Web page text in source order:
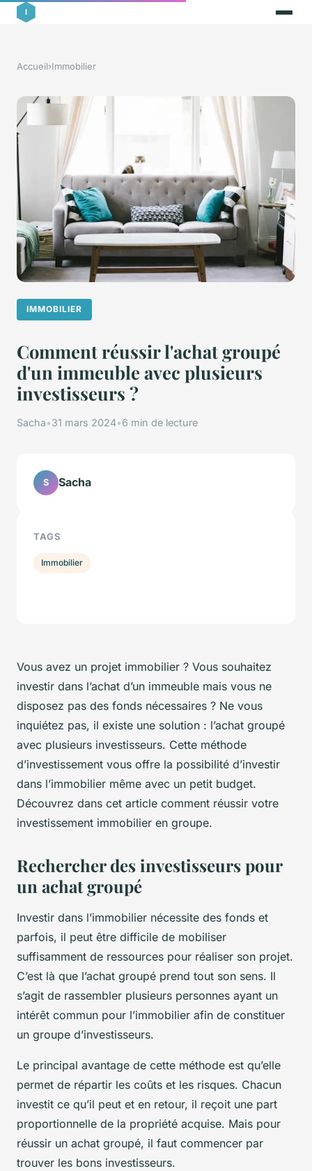
Accueil›Immobilier
IMMOBILIER
Comment réussir l'achat groupé
d'un immeuble avec plusieurs
investisseurs ?
Sacha•31 mars 2024•6 min de lecture
Vous avez un projet immobilier ? Vous souhaitez
investir dans l’achat d’un immeuble mais vous ne
disposez pas des fonds nécessaires ? Ne vous
inquiétez pas, il existe une solution : l’achat groupé
avec plusieurs investisseurs. Cette méthode
d’investissement vous offre la possibilité d’investir
dans l’immobilier même avec un petit budget.
Découvrez dans cet article comment réussir votre
investissement immobilier en groupe.
Rechercher des investisseurs pour
un achat groupé
Investir dans l’immobilier nécessite des fonds et
parfois, il peut être difficile de mobiliser
suffisamment de ressources pour réaliser son projet.
C’est là que l’achat groupé prend tout son sens. Il
s’agit de rassembler plusieurs personnes ayant un
intérêt commun pour l’immobilier afin de constituer
un groupe d’investisseurs.
Le principal avantage de cette méthode est qu’elle
permet de répartir les coûts et les risques. Chacun
investit ce qu’il peut et en retour, il reçoit une part
proportionnelle de la propriété acquise. Mais pour
réussir un achat groupé, il faut commencer par
trouver les bons investisseurs.
S Sacha
TAGS
Immobilier